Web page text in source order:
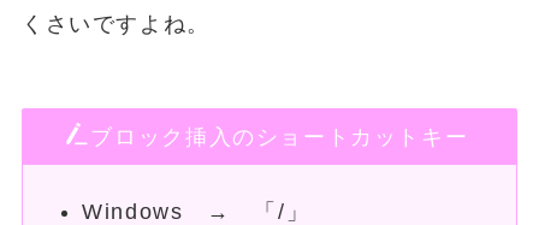
くさいですよね。
ブロック挿入のショートカットキー
Windows → 「/」